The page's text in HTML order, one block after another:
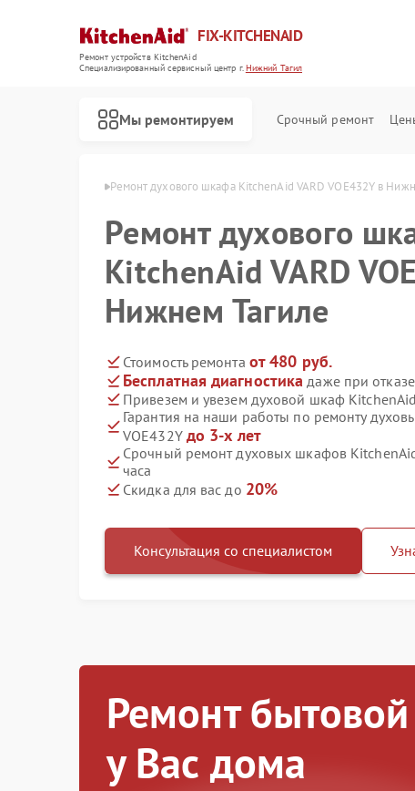
FIX-KITCHENAID
Ремонт устройств KitchenAid
Специализированный cервисный центр г.Нижний Тагил
Мы ремонтируем Срочный ремонт
Ремонт духового шкафа KitchenAid VARD VOE432Y в
Ремонт духового
KitchenAid VARD
Нижнем Тагиле
Стоимость ремонта от 480 руб.
Бесплатная диагностика даже при отказе
Привезем и увезем духовой шкаф
Гарантия на наши работы по ремонту
VOE432Y до 3-х лет
Срочный ремонт духовых шкафов KitchenAid
часа
Скидка для вас до 20%
Консультация со специалистом
Ремонт
у Вас дома